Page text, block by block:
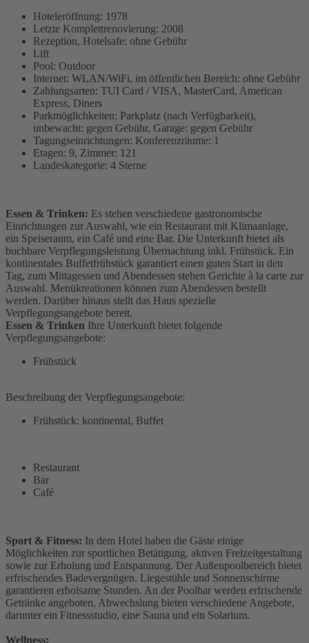
Hoteleröffnung: 1978
Letzte Komplettrenovierung: 2008
Rezeption, Hotelsafe: ohne Gebühr
Lift
Pool: Outdoor
Internet: WLAN/WiFi, im öffentlichen Bereich: ohne Gebühr
Zahlungsarten: TUI Card / VISA, MasterCard, American
Express, Diners
Parkmöglichkeiten: Parkplatz (nach Verfügbarkeit),
unbewacht: gegen Gebühr, Garage: gegen Gebühr
Tagungseinrichtungen: Konferenzräume: 1
Etagen: 9, Zimmer: 121
Landeskategorie: 4 Sterne
Essen & Trinken: Es stehen verschiedene gastronomische
Einrichtungen zur Auswahl, wie ein Restaurant mit Klimaanlage,
ein Speiseraum, ein Café und eine Bar. Die Unterkunft bietet als
buchbare Verpflegungsleistung Übernachtung inkl. Frühstück. Ein
kontinentales Buffetfrühstück garantiert einen guten Start in den
Tag, zum Mittagessen und Abendessen stehen Gerichte à la carte zur
Auswahl. Menükreationen können zum Abendessen bestellt
werden. Darüber hinaus stellt das Haus spezielle
Verpflegungsangebote bereit.
Essen & Trinken Ihre Unterkunft bietet folgende
Verpflegungsangebote:
Frühstück
Beschreibung der Verpflegungsangebote:
Frühstück: kontinental, Buffet
Restaurant
Bar
Café
Sport & Fitness: In dem Hotel haben die Gäste einige
Möglichkeiten zur sportlichen Betätigung, aktiven Freizeitgestaltung
sowie zur Erholung und Entspannung. Der Außenpoolbereich bietet
erfrischendes Badevergnügen. Liegestühle und Sonnenschirme
garantieren erholsame Stunden. An der Poolbar werden erfrischende
Getränke angeboten. Abwechslung bieten verschiedene Angebote,
darunter ein Fitnessstudio, eine Sauna und ein Solarium.
Wellness: